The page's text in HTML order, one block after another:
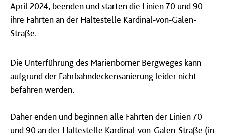
April 2024, beenden und starten die Linien 70 und 90
ihre Fahrten an der Haltestelle Kardinal-von-Galen-
Straße.
Die Unterführung des Marienborner Bergweges kann
aufgrund der Fahrbahndeckensanierung leider nicht
befahren werden.
Daher enden und beginnen alle Fahrten der Linien 70
und 90 an der Haltestelle Kardinal-von-Galen-Straße (in